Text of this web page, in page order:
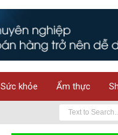
Sức khỏe Ẩm thực